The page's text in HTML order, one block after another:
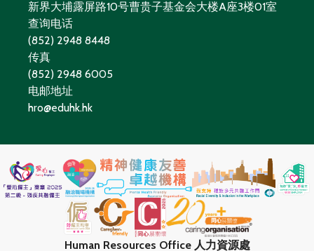
新界大埔露屏路10号曹贵子基金会大楼A座3楼01室
查询电话
(852) 2948 8448
传真
(852) 2948 6005
电邮地址
hro@eduhk.hk
Human Resources Office 人力資源處